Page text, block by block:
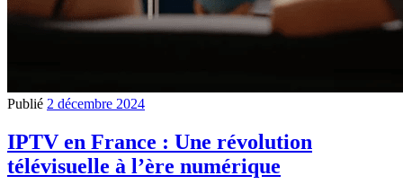
Publié 2 décembre 2024
IPTV en France : Une révolution
télévisuelle à l’ère numérique